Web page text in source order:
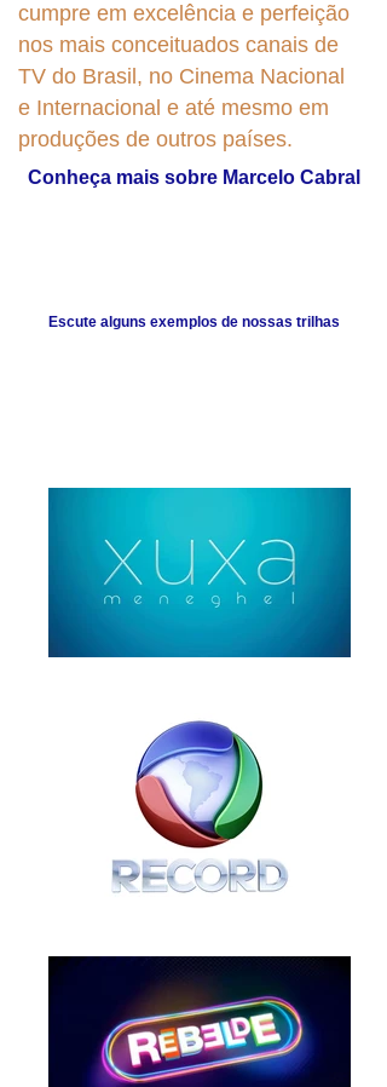
cumpre em excelência e perfeição
nos mais conceituados canais de
TV do Brasil, no Cinema Nacional
e Internacional e até mesmo em
produções de outros países.
Conheça mais sobre Marcelo Cabral
Escute alguns exemplos de nossas trilhas